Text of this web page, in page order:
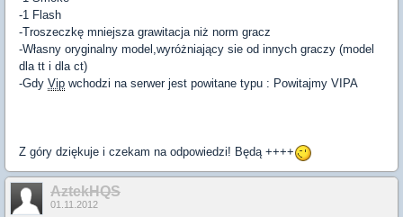
-1 Flash
-Troszeczkę mniejsza grawitacja niż norm gracz
-Własny oryginalny model,wyróżniający sie od innych graczy (model
dla tt i dla ct)
-Gdy Vip wchodzi na serwer jest powitane typu : Powitajmy VIPA
Z góry dziękuje i czekam na odpowiedzi! Będą ++++
AztekHQS
01.11.2012